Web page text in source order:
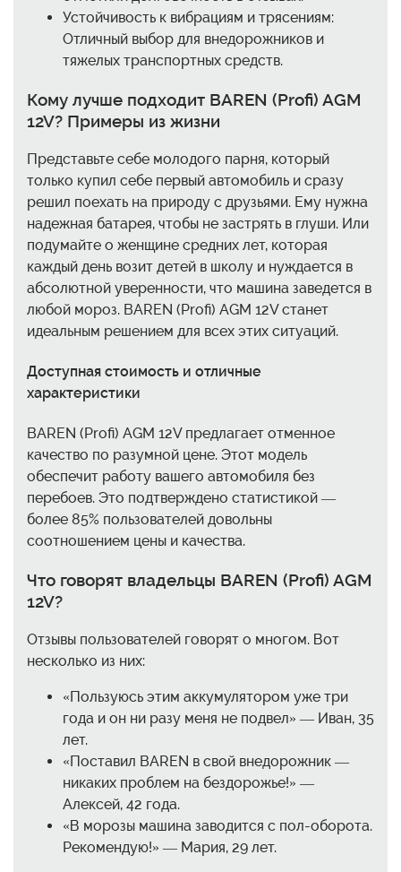
Устойчивость к вибрациям и трясениям:
Отличный выбор для внедорожников и
тяжелых транспортных средств.
Кому лучше подходит BAREN (Profi) AGM
12V? Примеры из жизни
Представьте себе молодого парня, который
только купил себе первый автомобиль и сразу
решил поехать на природу с друзьями. Ему нужна
надежная батарея, чтобы не застрять в глуши. Или
подумайте о женщине средних лет, которая
каждый день возит детей в школу и нуждается в
абсолютной уверенности, что машина заведется в
любой мороз. BAREN (Profi) AGM 12V станет
идеальным решением для всех этих ситуаций.
Доступная стоимость и отличные
характеристики
BAREN (Profi) AGM 12V предлагает отменное
качество по разумной цене. Этот модель
обеспечит работу вашего автомобиля без
перебоев. Это подтверждено статистикой —
более 85% пользователей довольны
соотношением цены и качества.
Что говорят владельцы BAREN (Profi) AGM
12V?
Отзывы пользователей говорят о многом. Вот
несколько из них:
«Пользуюсь этим аккумулятором уже три
года и он ни разу меня не подвел» — Иван, 35
лет.
«Поставил BAREN в свой внедорожник —
никаких проблем на бездорожье!» —
Алексей, 42 года.
«В морозы машина заводится с пол-оборота.
Рекомендую!» — Мария, 29 лет.